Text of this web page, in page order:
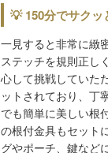
💡 150分でサク
一見すると非常に緻
ステッチを規則正し
心して挑戦していた
ットされており、丁
でも簡単に美しい根
の根付金具もセット
グやポーチ、鍵など